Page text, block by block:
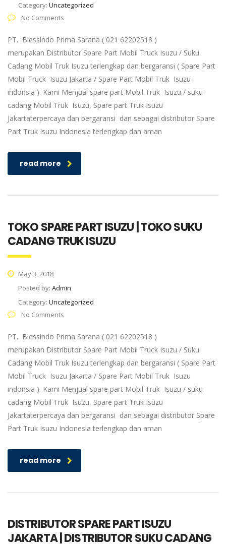
Category: Uncategorized
No Comments
PT. Blessindo Prima Sarana ( 021 62202518 )
merupakan Distributor Spare Part Mobil Truck Isuzu / Suku
Cadang Mobil Truk Isuzu terlengkap dan bergaransi ( Spare Part
Mobil Truck Isuzu Jakarta / Spare Part Mobil Truk Isuzu
indonsia ). Kami Menjual spare part Mobil Truk Isuzu / suku
cadang Mobil Truk Isuzu, Spare part Truk Isuzu
Jakartaterpercaya dan bergaransi dan sebagai distributor Spare
Part Truk Isuzu Indonesia terlengkap dan aman
read more
TOKO SPARE PART ISUZU | TOKO SUKU
CADANG TRUK ISUZU
May 3, 2018
Posted by: Admin
Category: Uncategorized
No Comments
PT. Blessindo Prima Sarana ( 021 62202518 )
merupakan Distributor Spare Part Mobil Truck Isuzu / Suku
Cadang Mobil Truk Isuzu terlengkap dan bergaransi ( Spare Part
Mobil Truck Isuzu Jakarta / Spare Part Mobil Truk Isuzu
indonsia ). Kami Menjual spare part Mobil Truk Isuzu / suku
cadang Mobil Truk Isuzu, Spare part Truk Isuzu
Jakartaterpercaya dan bergaransi dan sebagai distributor Spare
Part Truk Isuzu Indonesia terlengkap dan aman
read more
DISTRIBUTOR SPARE PART ISUZU
JAKARTA | DISTRIBUTOR SUKU CADANG